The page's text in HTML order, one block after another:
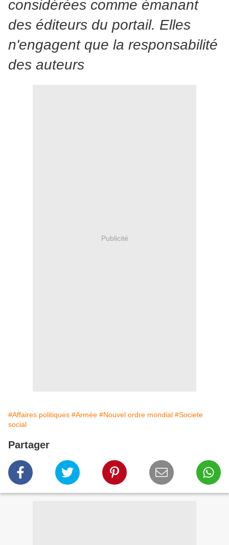
considérées comme émanant
des éditeurs du portail. Elles
n'engagent que la responsabilité
des auteurs
Publicité
#Affaires politiques #Armée #Nouvel ordre mondial #Societe
social
Partager